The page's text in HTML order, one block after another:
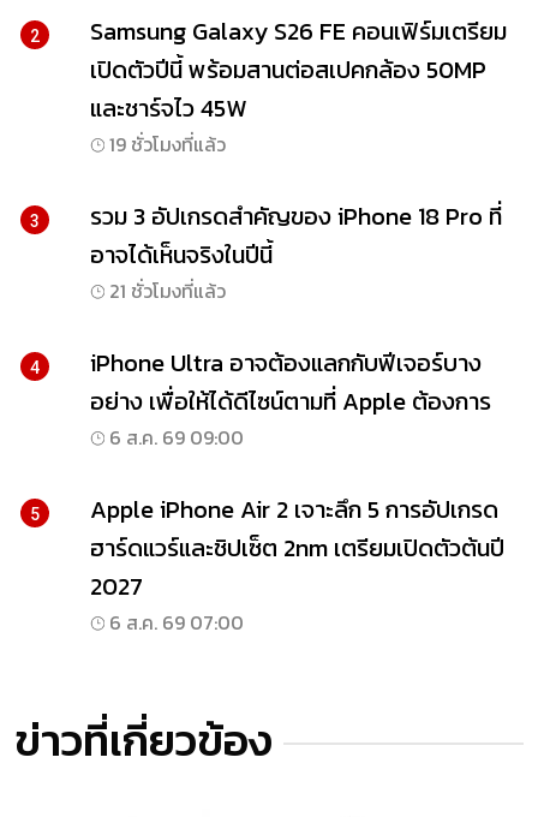
2
Samsung Galaxy S26 FE คอนเฟิร์มเตรียม
เปิดตัวปีนี้ พร้อมสานต่อสเปคกล้อง 50MP
และชาร์จไว 45W
19 ชั่วโมงที่แล้ว
3
รวม 3 อัปเกรดสำคัญของ iPhone 18 Pro ที่
อาจได้เห็นจริงในปีนี้
21 ชั่วโมงที่แล้ว
4
iPhone Ultra อาจต้องแลกกับฟีเจอร์บาง
อย่าง เพื่อให้ได้ดีไซน์ตามที่ Apple ต้องการ
6 ส.ค. 69 09:00
5
Apple iPhone Air 2 เจาะลึก 5 การอัปเกรด
ฮาร์ดแวร์และชิปเซ็ต 2nm เตรียมเปิดตัวต้นปี
2027
6 ส.ค. 69 07:00
ข่าวที่เกี่ยวข้อง